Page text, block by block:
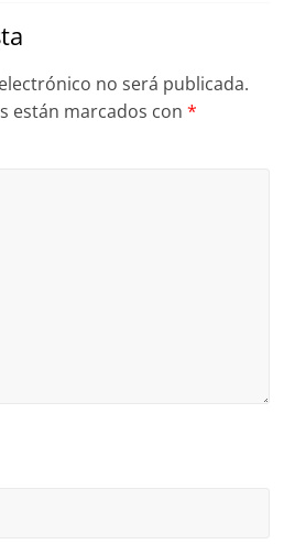
no será publicada.
están marcados con*